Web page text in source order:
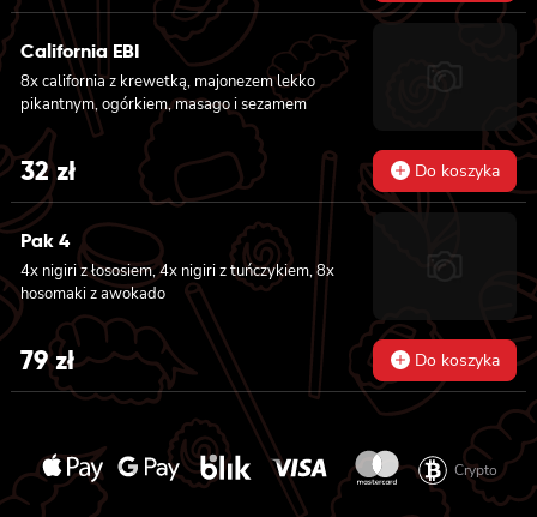
California EBI
8x california z krewetką, majonezem lekko
pikantnym, ogórkiem, masago i sezamem
32zł Do koszyka
Pak 4
4x nigiri z łososiem, 4x nigiri z tuńczykiem, 8x
hosomaki z awokado
79zł Do koszyka
Crypto